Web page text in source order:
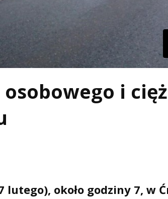
i
lutego), około godziny 7, w